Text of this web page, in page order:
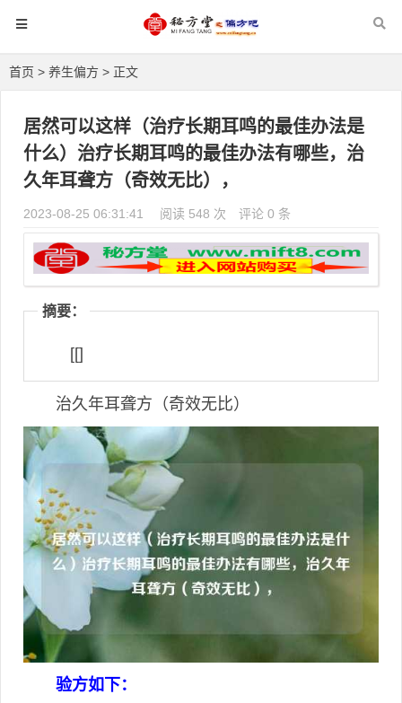
首页 > 养生偏方 > 正文
居然可以这样（治疗长期耳鸣的最佳办法是
什么）治疗长期耳鸣的最佳办法有哪些，治
久年耳聋方（奇效无比），
2023-08-25 06:31:41 阅读 548 次 评论 0 条
摘要：
[[]
治久年耳聋方（奇效无比）
验方如下：